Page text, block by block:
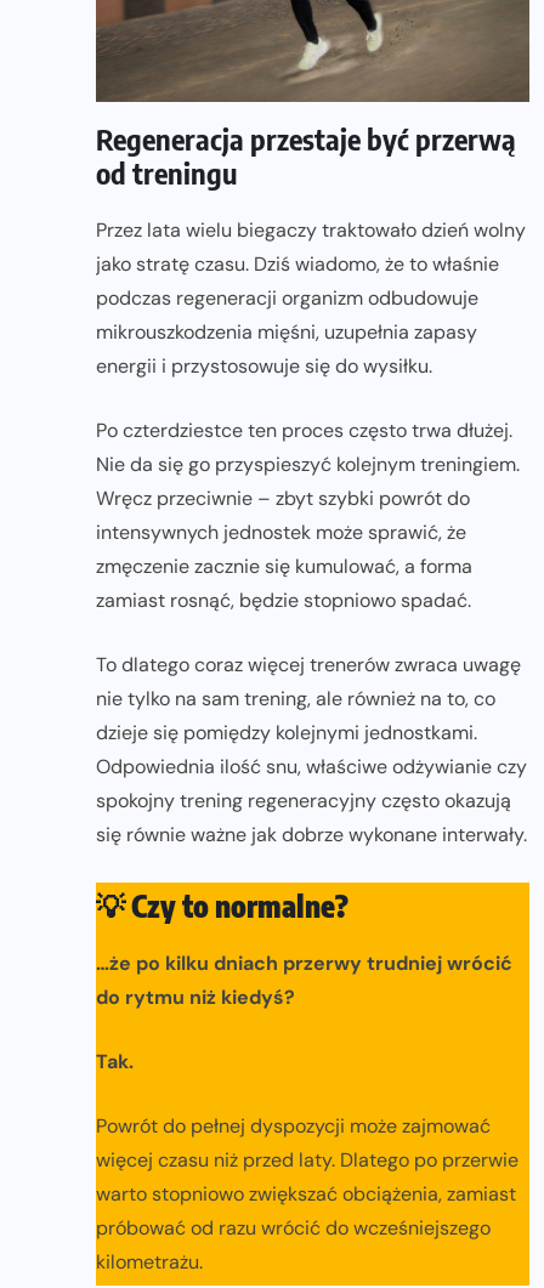
Regeneracja przestaje być przerwą
od treningu
Przez lata wielu biegaczy traktowało dzień wolny
jako stratę czasu. Dziś wiadomo, że to właśnie
podczas regeneracji organizm odbudowuje
mikrouszkodzenia mięśni, uzupełnia zapasy
energii i przystosowuje się do wysiłku.
Po czterdziestce ten proces często trwa dłużej.
Nie da się go przyspieszyć kolejnym treningiem.
Wręcz przeciwnie – zbyt szybki powrót do
intensywnych jednostek może sprawić, że
zmęczenie zacznie się kumulować, a forma
zamiast rosnąć, będzie stopniowo spadać.
To dlatego coraz więcej trenerów zwraca uwagę
nie tylko na sam trening, ale również na to, co
dzieje się pomiędzy kolejnymi jednostkami.
Odpowiednia ilość snu, właściwe odżywianie czy
spokojny trening regeneracyjny często okazują
się równie ważne jak dobrze wykonane interwały.
💡Czy to normalne?
…że po kilku dniach przerwy trudniej wrócić
do rytmu niż kiedyś?
Tak.
Powrót do pełnej dyspozycji może zajmować
więcej czasu niż przed laty. Dlatego po przerwie
warto stopniowo zwiększać obciążenia, zamiast
próbować od razu wrócić do wcześniejszego
kilometrażu.